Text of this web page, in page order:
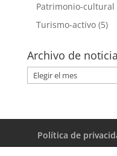
Patrimonio-cultural
Turismo-activo(5)
Archivo de
Archivo
de
Política de